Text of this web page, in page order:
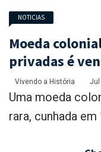
NOTICIAS
Moeda
privadas é
milhões em
Vivendo a História Jul
Uma moeda
rara, cunhada